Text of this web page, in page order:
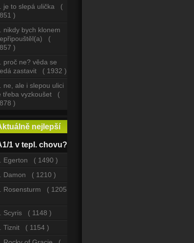
je to slepá ulička (
)
nikdy bych klonem
(
)
proč ne? věda se
zastavit ( 1932 )
ne, ale i slepou ulici
třeba vyzkoušet (
)
nejlepší
1 v tepl. chovu?
Egerton ( 1490 )
Damon ( 1210 )
Rosensturm ( 1205
Scyris ( 1148 )
Tiznit ( 1154 )